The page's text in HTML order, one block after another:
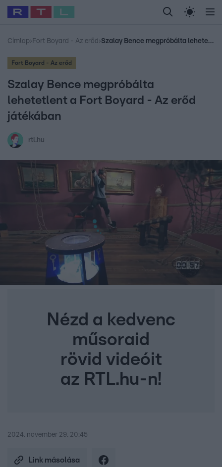
Legfrissebb RTL Híradó Randi Celeb vagyok,
Babits Marcella Most Wanted Gallusz
Címlap› Fort Boyard - Az erőd › Szalay Bence megpróbálta lehetetlent a Fort Boyard - Az erőd játékában
Fort Boyard - Az erőd
Szalay Bence megpróbálta
lehetetlent a Fort Boyard - Az erőd
játékában
rtl.hu
Nézd a kedvenc
műsoraid
rövid videóit
az RTL.hu-n!
2024. november 29. 20:45
Link másolása